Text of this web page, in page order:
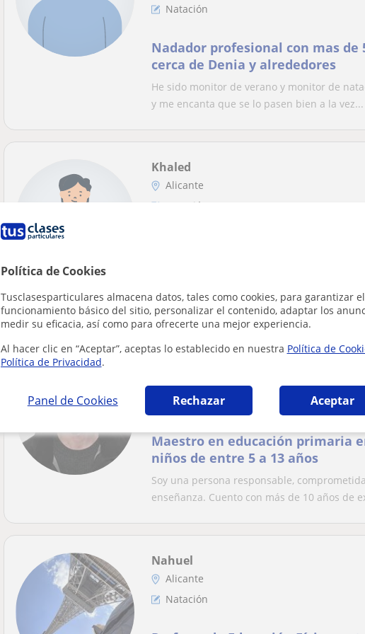
Política de Cookies
Tusclasesparticulares almacena datos, tales como cookies, para garantizar el
funcionamiento básico del sitio, personalizar el contenido, adaptar los
medir su eficacia, así como para ofrecerte una mejor experiencia.
Al hacer clic en “Aceptar”, aceptas lo establecido en nuestra Política de
Política de Privacidad.
Panel de Cookies Rechazar Aceptar
Natación
Nadador profesional con mas de
cerca de Denia y alrededores
He sido monitor de verano y monitor de
y me encanta que se lo pasen bien a la vez...
Khaled
Alicante
Natación
respiración, flotación, coordinación y difere...
Natación
Maestro en educación primaria en
niños de entre 5 a 13 años
Soy una persona responsable,
enseñanza. Cuento con más de 10 años de
Nahuel
Alicante
Natación